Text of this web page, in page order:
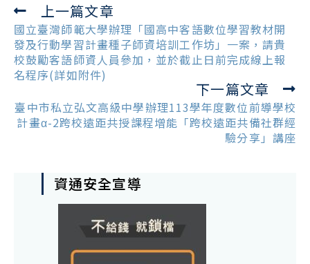
Read
more
articles
上一篇文章
國立臺灣師範大學辦理「國高中客語數位學習教材開
發及行動學習計畫種子師資培訓工作坊」一案，請貴
校鼓勵客語師資人員參加，並於截止日前完成線上報
名程序(詳如附件)
下一篇文章
臺中市私立弘文高級中學辦理113學年度數位前導學校
計畫α-2跨校遠距共授課程增能「跨校遠距共備社群經
驗分享」講座
資通安全宣導